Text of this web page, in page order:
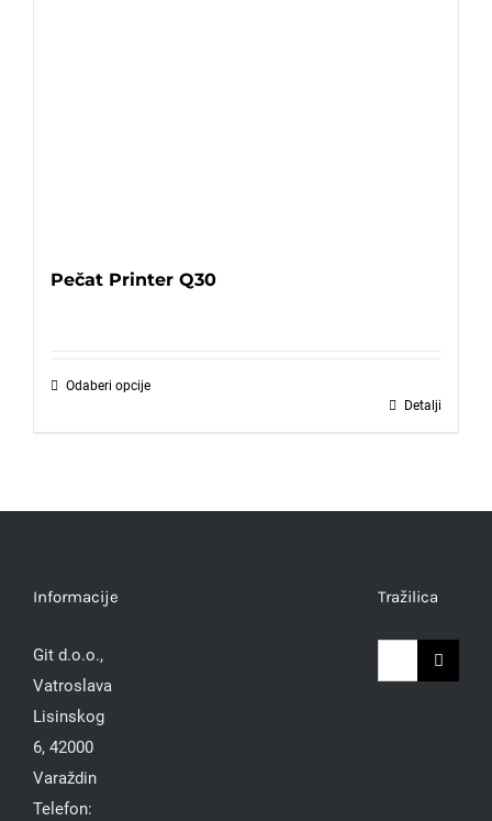
Pečat Printer Q30
Odaberi opcije
Detalji
Informacije
Git d.o.o.,
Vatroslava
Lisinskog
6, 42000
Varaždin
Telefon:
Tražilica